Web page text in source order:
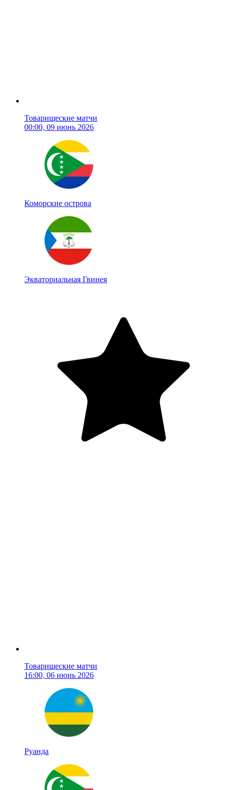
Товарищеские матчи
00:00, 09 июнь 2026
Коморские острова
Экваториальная Гвинея
Товарищеские матчи
16:00, 06 июнь 2026
Руанда